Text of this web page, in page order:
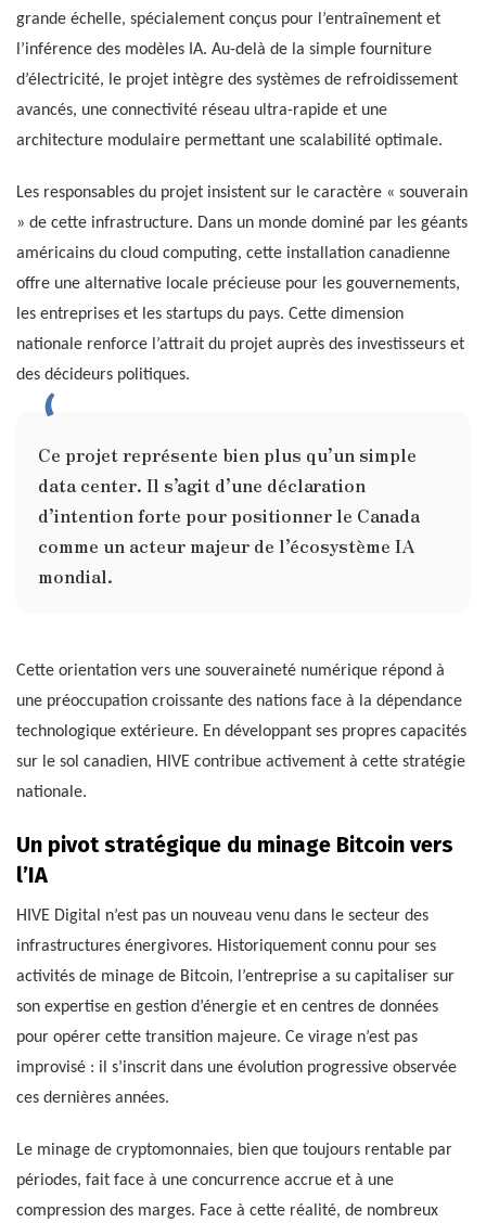
grande échelle, spécialement conçus pour l’entraînement et
l’inférence des modèles IA. Au-delà de la simple fourniture
d’électricité, le projet intègre des systèmes de refroidissement
avancés, une connectivité réseau ultra-rapide et une
architecture modulaire permettant une scalabilité optimale.
Les responsables du projet insistent sur le caractère « souverain
» de cette infrastructure. Dans un monde dominé par les géants
américains du cloud computing, cette installation canadienne
offre une alternative locale précieuse pour les gouvernements,
les entreprises et les startups du pays. Cette dimension
nationale renforce l’attrait du projet auprès des investisseurs et
des décideurs politiques.
Ce projet représente bien plus qu’un simple
data center. Il s’agit d’une déclaration
d’intention forte pour positionner le Canada
comme un acteur majeur de l’écosystème IA
mondial.
Cette orientation vers une souveraineté numérique répond à
une préoccupation croissante des nations face à la dépendance
technologique extérieure. En développant ses propres capacités
sur le sol canadien, HIVE contribue activement à cette stratégie
nationale.
Un pivot stratégique du minage Bitcoin vers
l’IA
HIVE Digital n’est pas un nouveau venu dans le secteur des
infrastructures énergivores. Historiquement connu pour ses
activités de minage de Bitcoin, l’entreprise a su capitaliser sur
son expertise en gestion d’énergie et en centres de données
pour opérer cette transition majeure. Ce virage n’est pas
improvisé : il s’inscrit dans une évolution progressive observée
ces dernières années.
Le minage de cryptomonnaies, bien que toujours rentable par
périodes, fait face à une concurrence accrue et à une
compression des marges. Face à cette réalité, de nombreux